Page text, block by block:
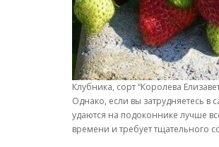
Клубника, сорт “Королева
Однако, если вы затрудняетесь в
удаются на подоконнике лучше
времени и требует тщательного